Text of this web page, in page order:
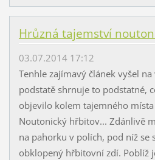
Hrůzná tajemství
03.07.2014 17:12
Tenhle zajímavý článek vyšel
podstatě shrnuje to podstatné,
objevilo kolem tajemného
Noutonický hřbitov... Zdánlivě
na pahorku v polích, pod níž se
obklopený hřbitovní zdí. Poblíž